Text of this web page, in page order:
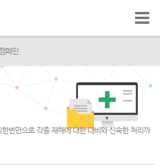
페인
번만으로 각종 재해에 대한 대비와 신속한 처리까